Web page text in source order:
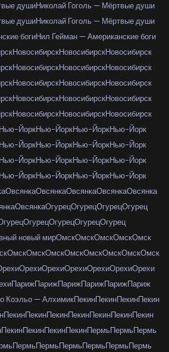
душиНиколай Гоголь — Мёртвые души
душиНиколай Гоголь — Мёртвые души
богиНил Гейман — Американские боги
НовосибирскНовосибирскНовосибирск
НовосибирскНовосибирскНовосибирск
НовосибирскНовосибирскНовосибирск
НовосибирскНовосибирскНовосибирск
НовосибирскНовосибирскНовосибирск
Нью-ЙоркНью-ЙоркНью-ЙоркНью-Йорк
Нью-ЙоркНью-ЙоркНью-ЙоркНью-Йорк
Нью-ЙоркНью-ЙоркНью-ЙоркНью-Йорк
Нью-ЙоркНью-ЙоркНью-ЙоркНью-Йорк
ОвсянкаОвсянкаОвсянкаОвсянкаОвсянка
ОвсянкаОгурецОгурецОгурецОгурец
ОгурецОгурецОгурецОгурец
новый мирОмскОмскОмскОмскОмск
ОмскОмскОмскОмскОмскОмскОмскОмск
ОрехиОрехиОрехиОрехиОрехиОрехи
ПарижПарижПарижПарижПарижПариж
Коэльо — АлхимикПекинПекинПекинПекин
ПекинПекинПекинПекинПекинПекинПекин
ПекинПекинПекинПекинПермьПермьПермь
ПермьПермьПермьПермьПермьПермь